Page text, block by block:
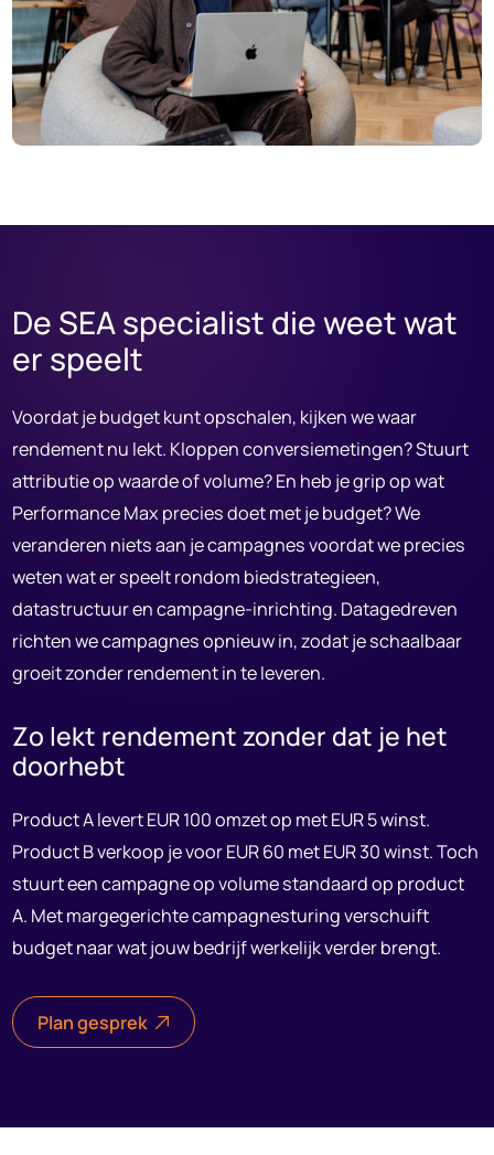
De SEA specialist die weet wat
er speelt
Voordat je budget kunt opschalen, kijken we waar
rendement nu lekt. Kloppen conversiemetingen? Stuurt
attributie op waarde of volume? En heb je grip op wat
Performance Max precies doet met je budget? We
veranderen niets aan je campagnes voordat we precies
weten wat er speelt rondom biedstrategieen,
datastructuur en campagne-inrichting. Datagedreven
richten we campagnes opnieuw in, zodat je schaalbaar
groeit zonder rendement in te leveren.
Zo lekt rendement zonder dat je het
doorhebt
Product A levert EUR 100 omzet op met EUR 5 winst.
Product B verkoop je voor EUR 60 met EUR 30 winst. Toch
stuurt een campagne op volume standaard op product
A. Met margegerichte campagnesturing verschuift
budget naar wat jouw bedrijf werkelijk verder brengt.
Plan gesprek